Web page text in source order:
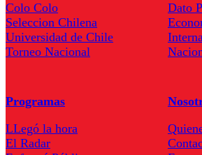
Colo Colo
Seleccion Chilena
Universidad de Chile
Torneo Nacional
Dato
Programas
LLegó la hora
El Radar